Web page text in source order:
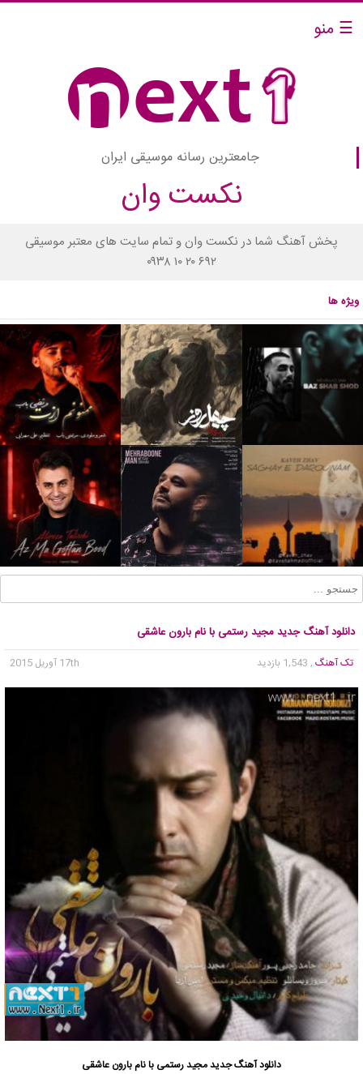
☰ منو
جامعترین رسانه موسیقی ایران
نکست وان
پخش آهنگ شما در نکست وان و تمام سایت های معتبر موسیقی
۰۹۳۸ ۱۰ ۲۰ ۶۹۲
ویژه ها
دانلود آهنگ جدید مجید رستمی با نام بارون عاشقی
تک آهنگ , 1,543 بازدید 17th آوریل 2015
دانلود آهنگ جدیدمجید رستمی با نام بارون عاشقی